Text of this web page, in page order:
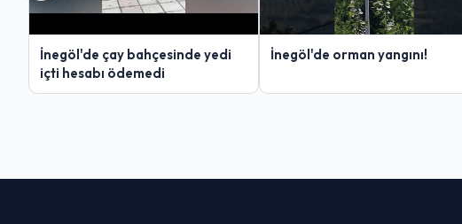
İnegöl'de çay bahçesinde yedi
içti hesabı ödemedi
İnegöl'de orman yangını!